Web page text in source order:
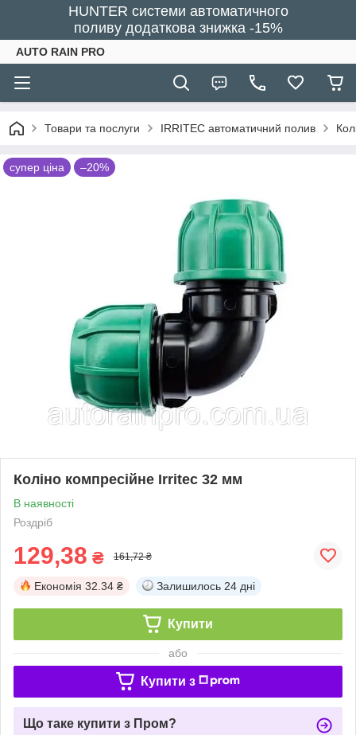
HUNTER системи автоматичного
поливу додаткова знижка -15%
AUTO RAIN PRO
Товари та послуги IRRITEC автоматичний полив
супер ціна –20%
Коліно компресійне Irritec 32 мм
В наявності
Роздріб
129,38 ₴ 161,72 ₴
Економія 32.34 ₴ Залишилось 24 дні
Купити
або
Купити з
Що таке купити з Пром?